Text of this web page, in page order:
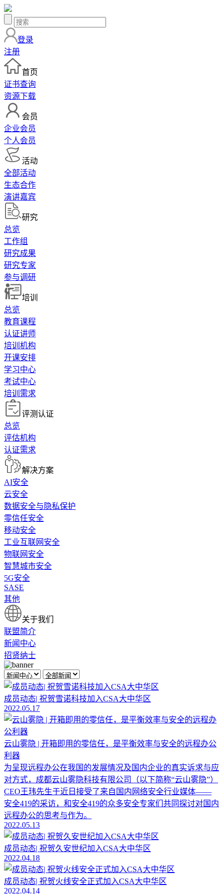
登录
注册
首页
证书查询
资源下载
会员
企业会员
个人会员
活动
全部活动
生态合作
演讲嘉宾
研究
总览
工作组
研究成果
研究专家
参与调研
培训
总览
教育课程
认证讲师
培训机构
开课安排
学习中心
考试中心
培训需求
评测认证
总览
评估机构
认证需求
解决方案
AI安全
云安全
数据安全与隐私保护
零信任安全
移动安全
工业互联网安全
物联网安全
智慧城市安全
5G安全
SASE
其他
关于我们
联盟简介
新闻中心
招贤纳士
成员动态| 祝贺雪诺科技加入CSA大中华区
2022.05.17
云山雾隐 | 开箱即用的零信任，是平衡效率与安全的远程办公
利器
为呈现远程办公在我国的发展情况及国内企业的真实诉求与应
对方式，成都云山雾隐科技有限公司（以下简称“云山雾隐”）
CEO王玮先生于近日接受了来自国内网络安全行业媒体——
安全419的采访，和安全419的众多安全专家们共同探讨对国内
远程办公的思考与作为。
2022.05.13
成员动态| 祝贺久安世纪加入CSA大中华区
2022.04.18
成员动态| 祝贺火线安全正式加入CSA大中华区
2022.04.14